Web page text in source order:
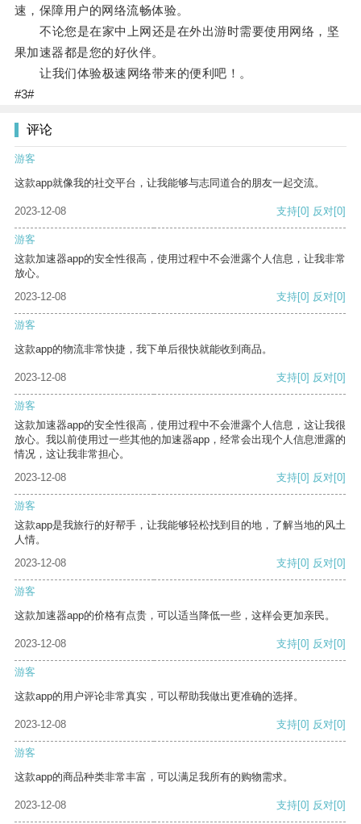
速，保障用户的网络流畅体验。
不论您是在家中上网还是在外出游时需要使用网络，坚
果加速器都是您的好伙伴。
让我们体验极速网络带来的便利吧！。
#3#
评论
游客
这款app就像我的社交平台，让我能够与志同道合的朋友一起交流。
2023-12-08 支持[0] 反对[0]
游客
这款加速器app的安全性很高，使用过程中不会泄露个人信息，让我非常
放心。
2023-12-08
支持[0] 反对[0]
游客
这款app的物流非常快捷，我下单后很快就能收到商品。
2023-12-08 支持[0] 反对[0]
游客
这款加速器app的安全性很高，使用过程中不会泄露个人信息，这让我很
放心。我以前使用过一些其他的加速器app，经常会出现个人信息泄露的
情况，这让我非常担心。
2023-12-08
支持[0] 反对[0]
游客
这款app是我旅行的好帮手，让我能够轻松找到目的地，了解当地的风土
人情。
2023-12-08
支持[0] 反对[0]
游客
这款加速器app的价格有点贵，可以适当降低一些，这样会更加亲民。
2023-12-08 支持[0] 反对[0]
游客
这款app的用户评论非常真实，可以帮助我做出更准确的选择。
2023-12-08 支持[0] 反对[0]
游客
这款app的商品种类非常丰富，可以满足我所有的购物需求。
2023-12-08 支持[0] 反对[0]